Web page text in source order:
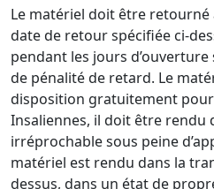
Le matériel doit être retourné
date de retour spécifiée ci-
pendant les jours d’ouverture
de pénalité de retard. Le
disposition gratuitement
Insaliennes, il doit être rendu
irréprochable sous peine
matériel est rendu dans la
dessus, dans un état de